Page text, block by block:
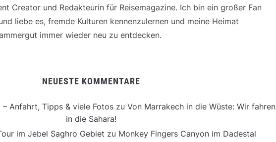
Creator und Redakteurin für Reisemagazine. Ich bin ein großer Fan
liebe es, fremde Kulturen kennenzulernen und meine Heimat
immer wieder neu zu entdecken.
NEUESTE KOMMENTARE
Anfahrt, Tipps & viele Fotos zu Von Marrakech in die Wüste: Wir fahren
in die Sahara!
im Jebel Saghro Gebiet zu Monkey Fingers Canyon im Dadestal